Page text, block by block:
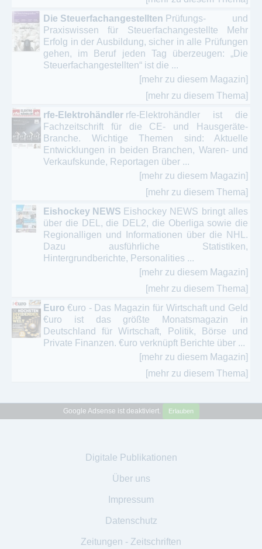
Die Steuerfachangestellten Prüfungs- und
Praxiswissen für Steuerfachangestellte Mehr
Erfolg in der Ausbildung, sicher in alle Prüfungen
gehen, im Beruf jeden Tag überzeugen: „Die
Steuerfachangestellten“ ist die ...
[mehr zu diesem Magazin]
[mehr zu diesem Thema]
rfe-Elektrohändler rfe-Elektrohändler ist die
Fachzeitschrift für die CE- und Hausgeräte-
Branche. Wichtige Themen sind: Aktuelle
Entwicklungen in beiden Branchen, Waren- und
Verkaufskunde, Reportagen über ...
[mehr zu diesem Magazin]
[mehr zu diesem Thema]
Eishockey NEWS Eishockey NEWS bringt alles
über die DEL, die DEL2, die Oberliga sowie die
Regionalligen und Informationen über die NHL.
Dazu ausführliche Statistiken,
Hintergrundberichte, Personalities ...
[mehr zu diesem Magazin]
[mehr zu diesem Thema]
Euro €uro - Das Magazin für Wirtschaft und Geld
€uro ist das größte Monatsmagazin in
Deutschland für Wirtschaft, Politik, Börse und
Private Finanzen. €uro verknüpft Berichte über ...
[mehr zu diesem Magazin]
[mehr zu diesem Thema]
Google Adsense ist deaktiviert. Erlauben
Digitale Publikationen
Über uns
Impressum
Datenschutz
Zeitungen - Zeitschriften